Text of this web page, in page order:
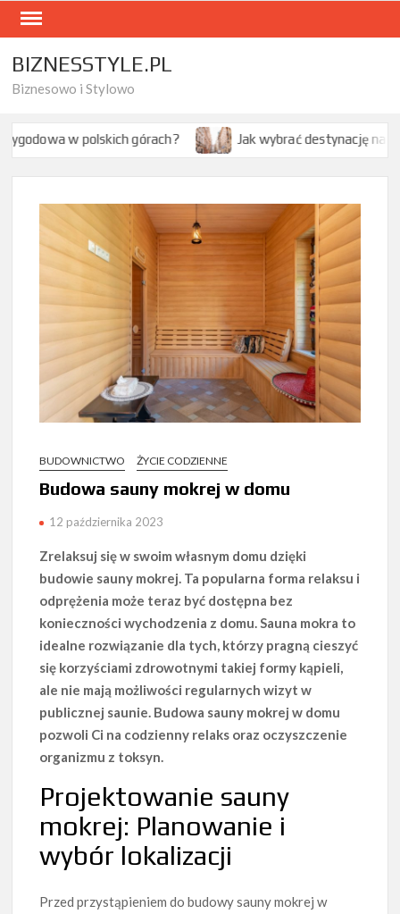
Skip
content
BIZNESSTYLE.PL
Biznesowo i Stylowo
górach? Jak wybrać destynację na citybreak w
BUDOWNICTWO ŻYCIE CODZIENNE
Budowa sauny mokrej w domu
12 października 2023
Zrelaksuj się w swoim własnym domu dzięki
budowie sauny mokrej. Ta popularna forma relaksu i
odprężenia może teraz być dostępna bez
konieczności wychodzenia z domu. Sauna mokra to
idealne rozwiązanie dla tych, którzy pragną cieszyć
się korzyściami zdrowotnymi takiej formy kąpieli,
ale nie mają możliwości regularnych wizyt w
publicznej saunie. Budowa sauny mokrej w domu
pozwoli Ci na codzienny relaks oraz oczyszczenie
organizmu z toksyn.
Projektowanie sauny
mokrej: Planowanie i
wybór lokalizacji
Przed przystąpieniem do budowy sauny mokrej w